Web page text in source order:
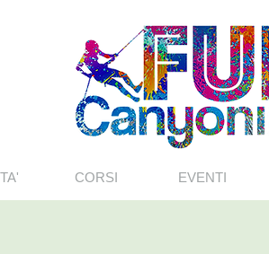
CORSI EVENTI